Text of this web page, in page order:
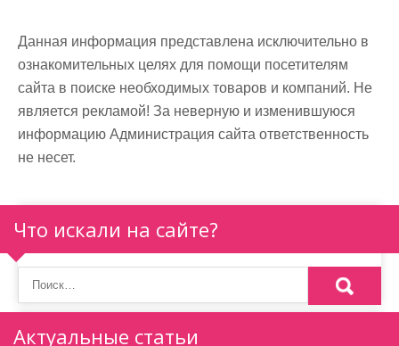
Данная информация представлена исключительно в
ознакомительных целях для помощи посетителям
сайта в поиске необходимых товаров и компаний. Не
является рекламой! За неверную и изменившуюся
информацию Администрация сайта ответственность
не несет.
Что искали на сайте?
Актуальные статьи